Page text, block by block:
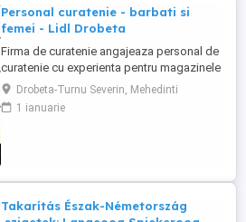
Personal curatenie - barbati si
femei - Lidl Drobeta
Firma de curatenie angajeaza personal de
curatenie cu experienta pentru magazinele
Lidl din Drobeta Program o zi cu o zi.
Personalul de curatenie va asigura:
curatarea aparatelor de reciclat sticle si
Drobeta-Turnu Severin, Mehedinti
1 ianuarie
Takarítás Észak-Németország